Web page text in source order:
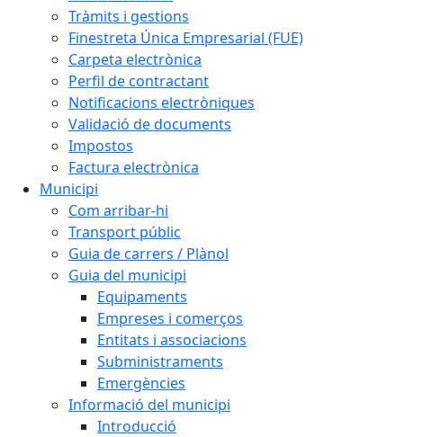
Tràmits i gestions
Finestreta Única Empresarial (FUE)
Carpeta electrònica
Perfil de contractant
Notificacions electròniques
Validació de documents
Impostos
Factura electrònica
Municipi
Com arribar-hi
Transport públic
Guia de carrers / Plànol
Guia del municipi
Equipaments
Empreses i comerços
Entitats i associacions
Subministraments
Emergències
Informació del municipi
Introducció